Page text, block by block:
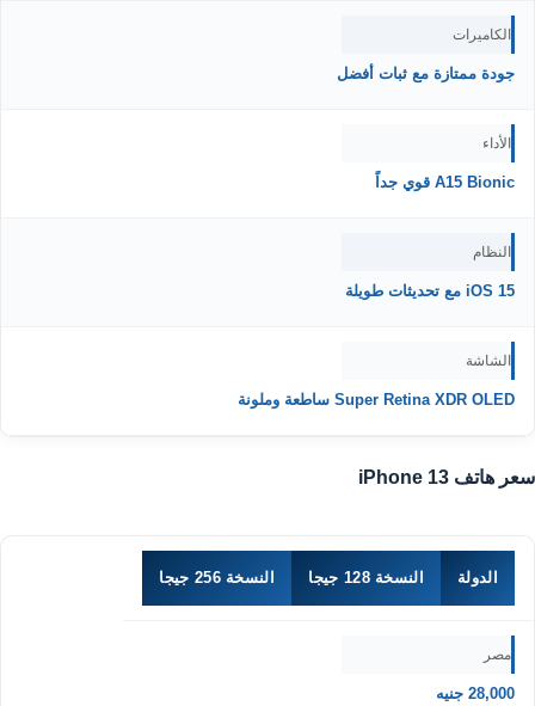
الكاميرات
جودة ممتازة مع ثبات أفضل
الأداء
A15 Bionic قوي جداً
النظام
iOS 15 مع تحديثات طويلة
الشاشة
Super Retina XDR OLED ساطعة وملونة
سعر هاتف iPhone 13
الدولة النسخة 128 جيجا النسخة 256 جيجا
مصر
28,000 جنيه